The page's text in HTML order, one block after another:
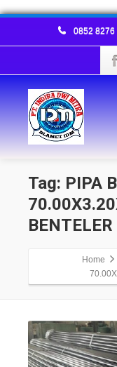
0852 8276
Tag: PIPA
BENTELER
Home